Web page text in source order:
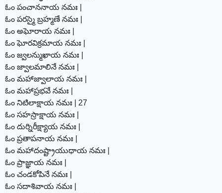
ఓం పంచాననాయ నమః |
ఓం పరస్మై బ్రహ్మణే నమః |
ఓం అఘోరాయ నమః |
ఓం ఘోరవిక్రమాయ నమః |
ఓం జ్వలన్ముఖాయ నమః |
ఓం జ్వాలమాలినే నమః |
ఓం మహాజ్వాలాయ నమః |
ఓం మహాప్రభవే నమః |
ఓం నిటిలాక్షాయ నమః | 27
ఓం సహస్రాక్షాయ నమః |
ఓం దుర్నిరీక్ష్యాయ నమః |
ఓం ప్రతాపనాయ నమః |
ఓం మహాదంష్ట్రాయుధాయ నమః |
ఓం ప్రాజ్ఞాయ నమః |
ఓం చండకోపినే నమః |
ఓం సదాశివాయ నమః |